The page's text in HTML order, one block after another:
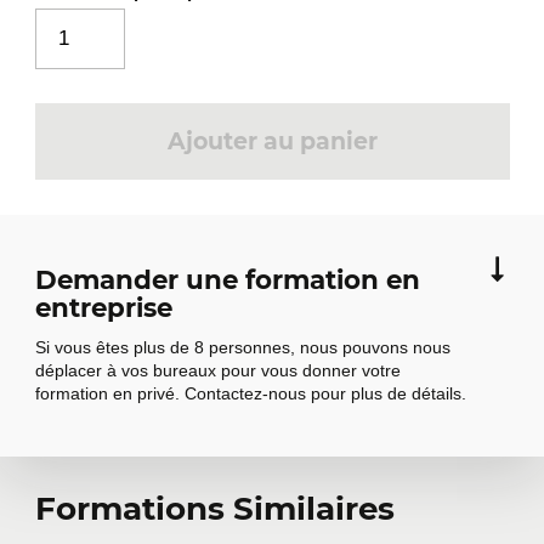
Ajouter au panier
Demander une formation en
entreprise
Si vous êtes plus de 8 personnes, nous pouvons nous
déplacer à vos bureaux pour vous donner votre
formation en privé. Contactez-nous pour plus de détails.
Demander une
Formations Similaires